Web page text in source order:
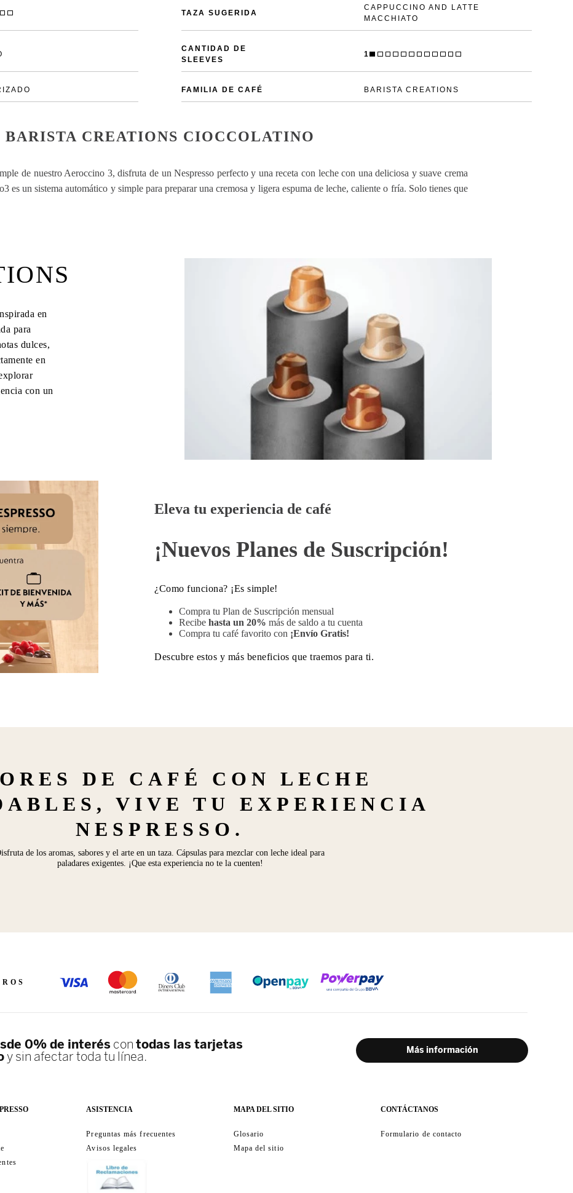
TAZA SUGERIDA
CAPPUCCINO AND LATTE
MACCHIATO
CANTIDAD DE
SLEEVES
1
FAMILIA DE CAFÉ BARISTA CREATIONS
BARISTA CREATIONS CIOCCOLATINO
de nuestro Aeroccino 3, disfruta de un Nespresso perfecto y una receta con leche con una deliciosa y suave crema
es un sistema automático y simple para preparar una cremosa y ligera espuma de leche, caliente o fría. Solo tienes que
en
para
dulces,
en
con un
Eleva tu experiencia de café
¡Nuevos Planes de Suscripción!
¿Como funciona? ¡Es simple!
Compra tu Plan de Suscripción mensual
Recibe hasta un 20% más de saldo a tu cuenta
Compra tu café favorito con ¡Envío Gratis!
Descubre estos y más beneficios que traemos para ti.
DE CAFÉ CON LECHE
VIVE TU EXPERIENCIA
NESPRESSO.
de los aromas, sabores y el arte en un taza. Cápsulas para mezclar con leche ideal para
paladares exigentes. ¡Que esta experiencia no te la cuenten!
ASISTENCIA
Preguntas más frecuentes
Avisos legales
MAPA DEL SITIO
Glosario
Mapa del sitio
CONTÁCTANOS
Formulario de contacto